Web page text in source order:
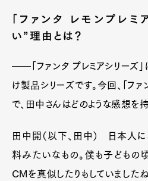
「ファンタ レモンプレミ
い”理由とは？
――「ファンタ プレミアシリーズ
け製品シリーズです。今回、「フ
で、田中さんはどのような感想を
田中開（以下、田中） 日本人
料みたいなもの。僕も子どもの
CMを真似したりもしていましたね